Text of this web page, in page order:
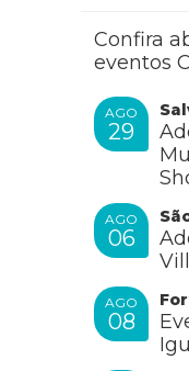
Confira
eventos
AGO
29
AGO
06
AGO
08